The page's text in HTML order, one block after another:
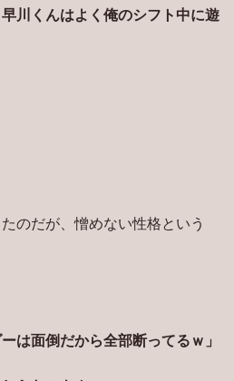
早川くんはよく俺のシフト中に遊
のだが、憎めない性格という
は面倒だから全部断ってるｗ」